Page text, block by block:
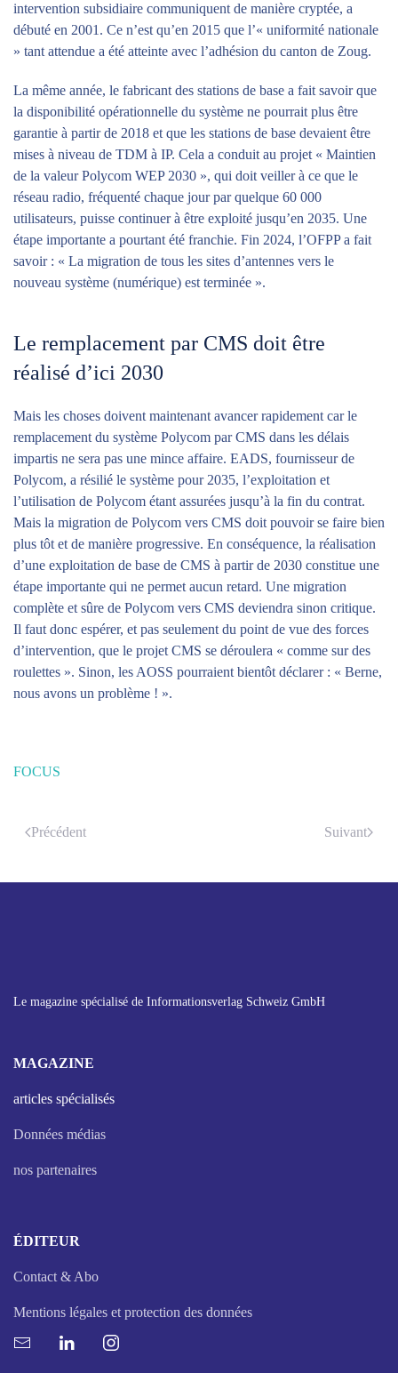
intervention subsidiaire communiquent de manière cryptée, a
débuté en 2001. Ce n’est qu’en 2015 que l’« uniformité nationale
» tant attendue a été atteinte avec l’adhésion du canton de Zoug.
La même année, le fabricant des stations de base a fait savoir que
la disponibilité opérationnelle du système ne pourrait plus être
garantie à partir de 2018 et que les stations de base devaient être
mises à niveau de TDM à IP. Cela a conduit au projet « Maintien
de la valeur Polycom WEP 2030 », qui doit veiller à ce que le
réseau radio, fréquenté chaque jour par quelque 60 000
utilisateurs, puisse continuer à être exploité jusqu’en 2035. Une
étape importante a pourtant été franchie. Fin 2024, l’OFPP a fait
savoir : « La migration de tous les sites d’antennes vers le
nouveau système (numérique) est terminée ».
Le remplacement par CMS doit être
réalisé d’ici 2030
Mais les choses doivent maintenant avancer rapidement car le
remplacement du système Polycom par CMS dans les délais
impartis ne sera pas une mince affaire. EADS, fournisseur de
Polycom, a résilié le système pour 2035, l’exploitation et
l’utilisation de Polycom étant assurées jusqu’à la fin du contrat.
Mais la migration de Polycom vers CMS doit pouvoir se faire bien
plus tôt et de manière progressive. En conséquence, la réalisation
d’une exploitation de base de CMS à partir de 2030 constitue une
étape importante qui ne permet aucun retard. Une migration
complète et sûre de Polycom vers CMS deviendra sinon critique.
Il faut donc espérer, et pas seulement du point de vue des forces
d’intervention, que le projet CMS se déroulera « comme sur des
roulettes ». Sinon, les AOSS pourraient bientôt déclarer : « Berne,
nous avons un problème ! ».
FOCUS
Précédent Suivant
Le magazine spécialisé de Informationsverlag Schweiz GmbH
MAGAZINE
articles spécialisés
Données médias
nos partenaires
ÉDITEUR
Contact & Abo
Mentions légales et protection des données